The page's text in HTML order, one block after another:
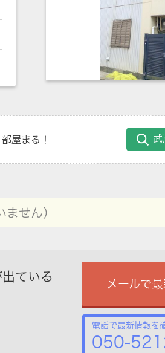
屋まる！ 武
ません）
出ている
メールで
電話で最新情報を
050-